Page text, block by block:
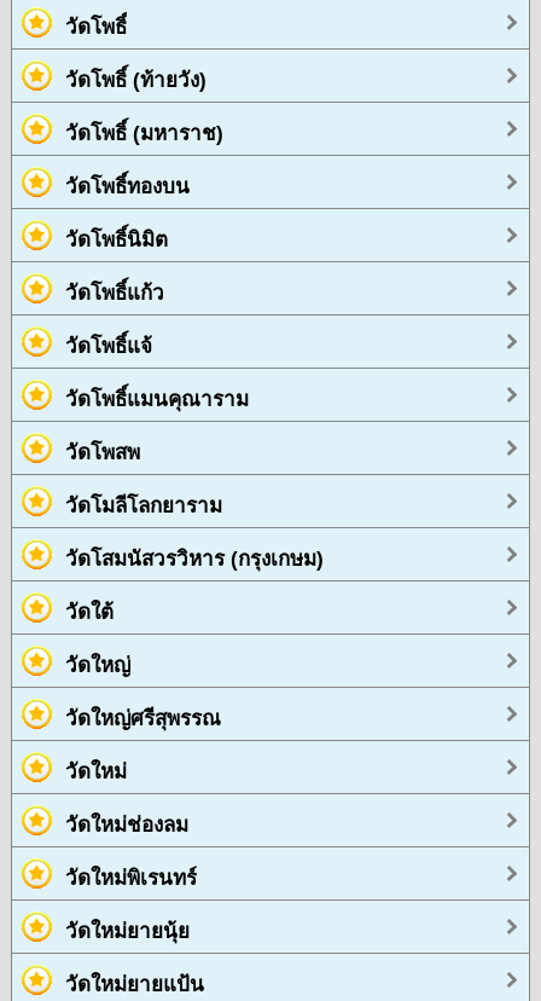
วัดโพธิ์
วัดโพธิ์ (ท้ายวัง)
วัดโพธิ์ (มหาราช)
วัดโพธิ์ทองบน
วัดโพธิ์นิมิต
วัดโพธิ์แก้ว
วัดโพธิ์แจ้
วัดโพธิ์แมนคุณาราม
วัดโพสพ
วัดโมลีโลกยาราม
วัดโสมนัสวรวิหาร (กรุงเกษม)
วัดใต้
วัดใหญ่
วัดใหญ่ศรีสุพรรณ
วัดใหม่
วัดใหม่ช่องลม
วัดใหม่พิเรนทร์
วัดใหม่ยายนุ้ย
วัดใหม่ยายแป้น